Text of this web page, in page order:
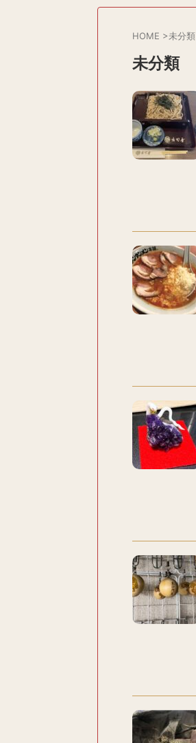
HOME >未分類
未分類